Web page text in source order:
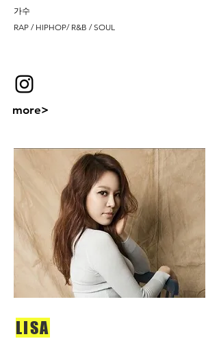
가수
RAP / HIPHOP/ R&B / SOUL
more>
LISA